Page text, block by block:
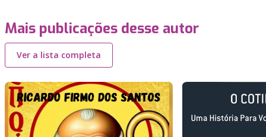
Mais publicações desse autor
Ver a lista completa